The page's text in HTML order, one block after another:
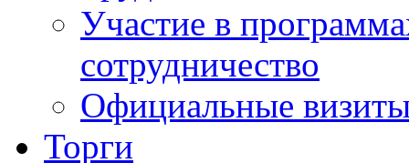
Участие в
сотрудничество
Официальные
Торги